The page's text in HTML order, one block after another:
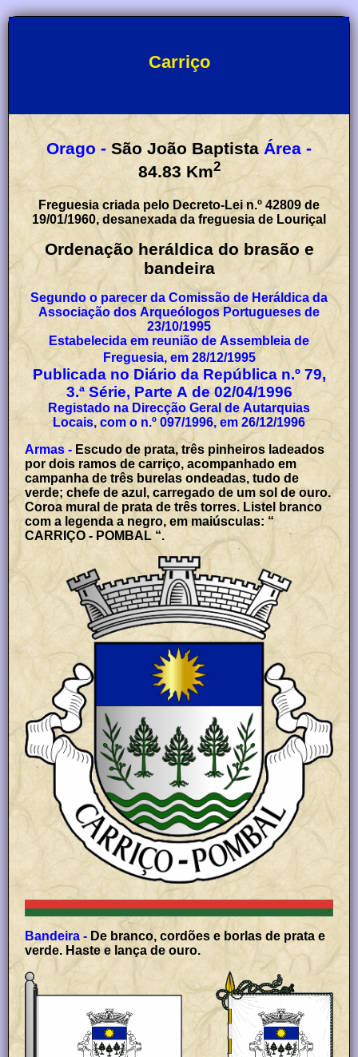
Carriço
Orago - São João Baptista Área -
84.83 Km2
Freguesia criada pelo Decreto-Lei n.º 42809 de
19/01/1960, desanexada da freguesia de Louriçal
Ordenação heráldica do brasão e
bandeira
Segundo o parecer da Comissão de Heráldica da
Associação dos Arqueólogos Portugueses de
23/10/1995
Estabelecida em reunião de Assembleia de
Freguesia, em 28/12/1995
Publicada no Diário da República n.º 79,
3.ª Série, Parte A de 02/04/1996
Registado na Direcção Geral de Autarquias
Locais, com o n.º 097/1996, em 26/12/1996
Armas - Escudo de prata, três pinheiros ladeados
por dois ramos de carriço, acompanhado em
campanha de três burelas ondeadas, tudo de
verde; chefe de azul, carregado de um sol de ouro.
Coroa mural de prata de três torres. Listel branco
com a legenda a negro, em maiúsculas: “
CARRIÇO - POMBAL “.
Bandeira - De branco, cordões e borlas de prata e
verde. Haste e lança de ouro.